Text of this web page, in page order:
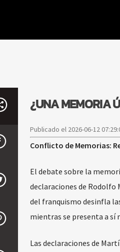
¿UNA MEMORIA
Publicado el 2026-06-12
Conflicto de Memorias:
El debate sobre la
declaraciones de Rodolfo
del franquismo desinfla
mientras se presenta a sí
Las declaraciones de